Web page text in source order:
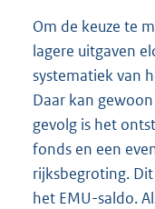
Om de keuze te
lagere uitgaven
systematiek van
Daar kan
gevolg is het
fonds en een
rijksbegroting.
het EMU-saldo.